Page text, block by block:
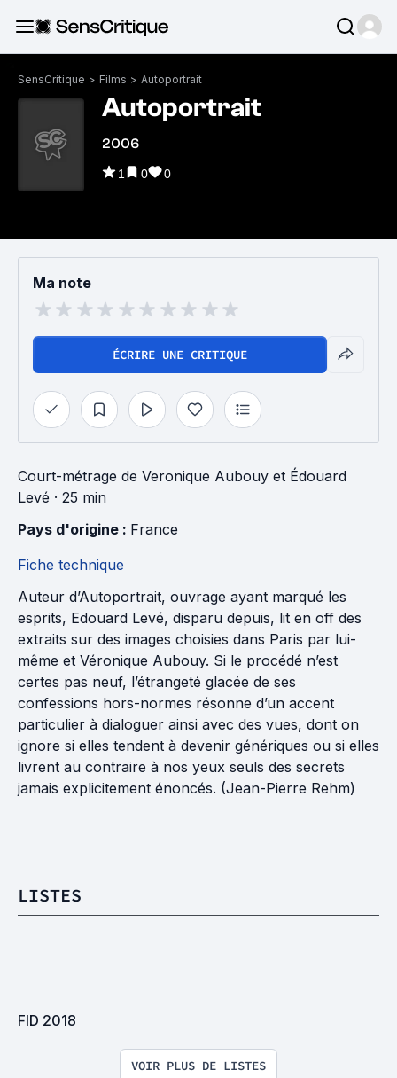
SensCritique > Films > Autoportrait
Autoportrait
2006
1 0 0
Ma note
ÉCRIRE UNE CRITIQUE
Court-métrage de Veronique Aubouy et Édouard
Levé · 25 min
Pays d'origine : France
Fiche technique
Auteur d’Autoportrait, ouvrage ayant marqué les
esprits, Edouard Levé, disparu depuis, lit en off des
extraits sur des images choisies dans Paris par lui-
même et Véronique Aubouy. Si le procédé n’est
certes pas neuf, l’étrangeté glacée de ses
confessions hors-normes résonne d’un accent
particulier à dialoguer ainsi avec des vues, dont on
ignore si elles tendent à devenir génériques ou si elles
livrent au contraire à nos yeux seuls des secrets
jamais explicitement énoncés. (Jean-Pierre Rehm)
LISTES
FID 2018
VOIR PLUS DE LISTES